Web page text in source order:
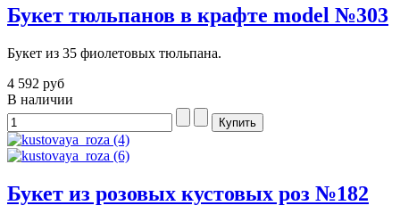
Букет тюльпанов в крафте model №303
Букет из 35 фиолетовых тюльпана.
4 592 руб
В наличии
Букет из розовых кустовых роз №182